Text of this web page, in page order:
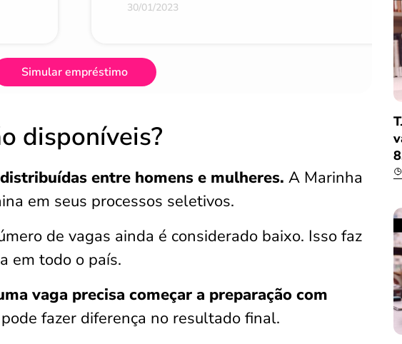
30/01/2023
Simular empréstimo
disponíveis?
entre homens e mulheres. A Marinha
em seus processos seletivos.
de vagas ainda é considerado baixo. Isso faz
em todo o país.
vaga precisa começar a preparação com
fazer diferença no resultado final.